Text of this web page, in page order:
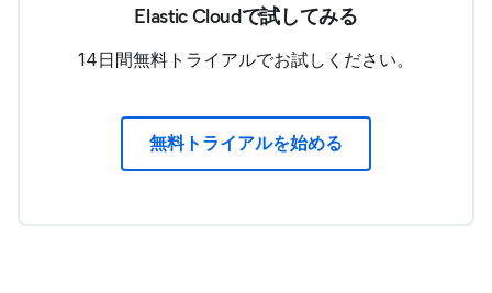
Elastic Cloudで試してみる
14日間無料トライアルでお試しください。
無料トライアルを始める